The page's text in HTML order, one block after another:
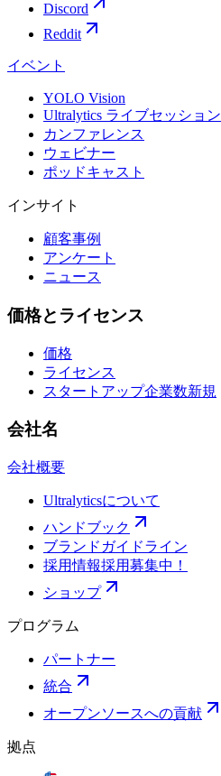
Discord
Reddit
イベント
YOLO Vision
Ultralytics ライブセッション
カンファレンス
ウェビナー
ポッドキャスト
インサイト
顧客事例
アンケート
ニュース
価格とライセンス
価格
ライセンス
スタートアップ企業数新規
会社名
会社概要
Ultralyticsについて
ハンドブック
ブランドガイドライン
採用情報採用募集中！
ショップ
プログラム
パートナー
統合
オープンソースへの貢献
拠点